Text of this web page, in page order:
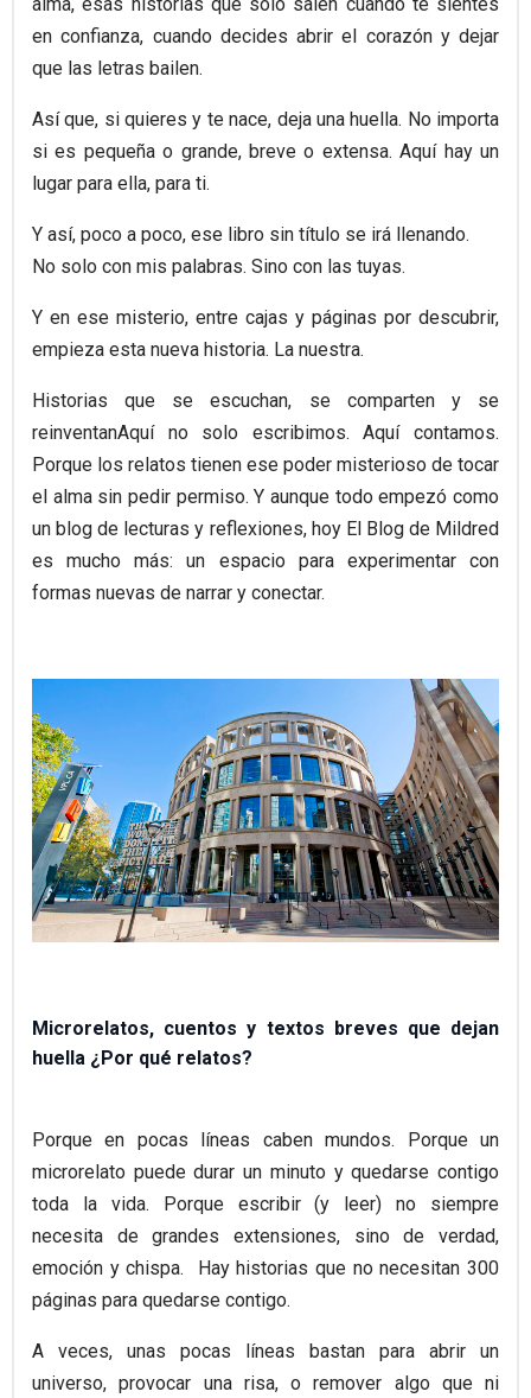
en confianza, cuando decides abrir el corazón y dejar
que las letras bailen.
Así que, si quieres y te nace, deja una huella. No importa
si es pequeña o grande, breve o extensa. Aquí hay un
lugar para ella, para ti.
Y así, poco a poco, ese libro sin título se irá llenando.
No solo con mis palabras. Sino con las tuyas.
Y en ese misterio, entre cajas y páginas por descubrir,
empieza esta nueva historia. La nuestra.
Historias que se escuchan, se comparten y se
reinventanAquí no solo escribimos. Aquí contamos.
Porque los relatos tienen ese poder misterioso de tocar
el alma sin pedir permiso. Y aunque todo empezó como
un blog de lecturas y reflexiones, hoy El Blog de Mildred
es mucho más: un espacio para experimentar con
formas nuevas de narrar y conectar.
Microrelatos, cuentos y textos breves que dejan
huella ¿Por qué relatos?
Porque en pocas líneas caben mundos. Porque un
microrelato puede durar un minuto y quedarse contigo
toda la vida. Porque escribir (y leer) no siempre
necesita de grandes extensiones, sino de verdad,
emoción y chispa. Hay historias que no necesitan 300
páginas para quedarse contigo.
A veces, unas pocas líneas bastan para abrir un
universo, provocar una risa, o remover algo que ni